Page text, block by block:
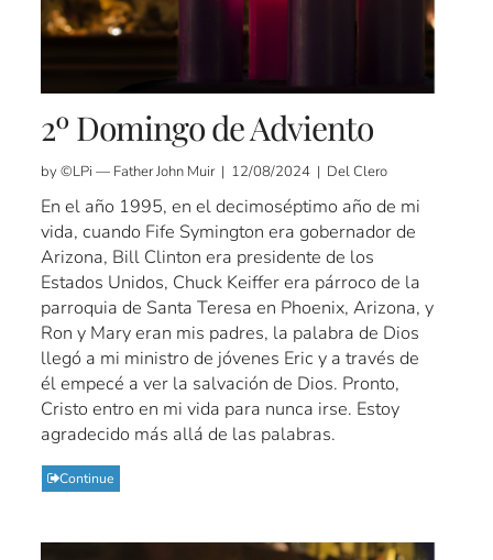
2º Domingo de Adviento
by ©LPi — Father John Muir | 12/08/2024 | Del Clero
En el año 1995, en el decimoséptimo año de mi
vida, cuando Fife Symington era gobernador de
Arizona, Bill Clinton era presidente de los
Estados Unidos, Chuck Keiffer era párroco de la
parroquia de Santa Teresa en Phoenix, Arizona, y
Ron y Mary eran mis padres, la palabra de Dios
llegó a mi ministro de jóvenes Eric y a través de
él empecé a ver la salvación de Dios. Pronto,
Cristo entro en mi vida para nunca irse. Estoy
agradecido más allá de las palabras.
Continue